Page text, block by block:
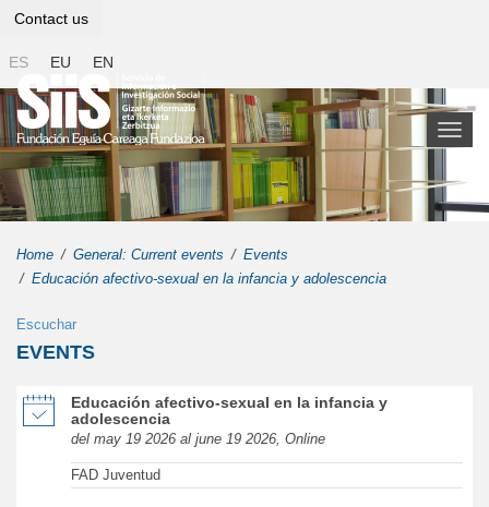
Contact us
ES EU EN
Toggle
Home General: Current events
Events
Educación afectivo-sexual en la infancia y adolescencia
Escuchar
EVENTS
Educación afectivo-sexual en la infancia y
adolescencia
del may 19 2026 al june 19 2026, Online
FAD Juventud
of Educación afectivo-sexual en la infancia y adolescencia in new